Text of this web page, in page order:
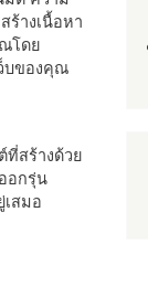
ร้างเนื้อหา
ณโดย
บของคุณ
ที่สร้างด้วย
อกรุ่น
สมอ